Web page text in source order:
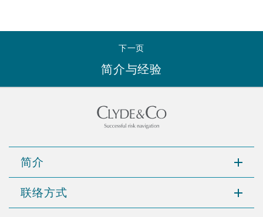
哥华
尼克
黎
下一页
简介与经验
简介
联络方式